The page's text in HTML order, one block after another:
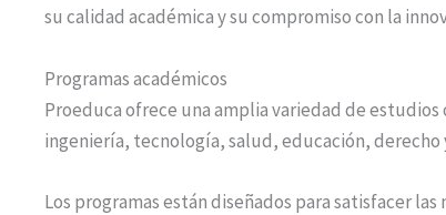
su calidad académica y su compromiso con la
Programas académicos
Proeduca ofrece una amplia variedad de
ingeniería, tecnología, salud, educación, derecho
Los programas están diseñados para satisfacer